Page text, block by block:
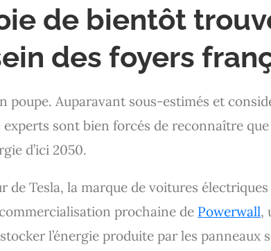
de bientôt
des foyers
poupe. Auparavant sous-estimés et
experts sont bien forcés de reconnaître
d’ici 2050.
Tesla, la marque de voitures électriques
prochaine de Powerwall,
l’énergie produite par les panneaux